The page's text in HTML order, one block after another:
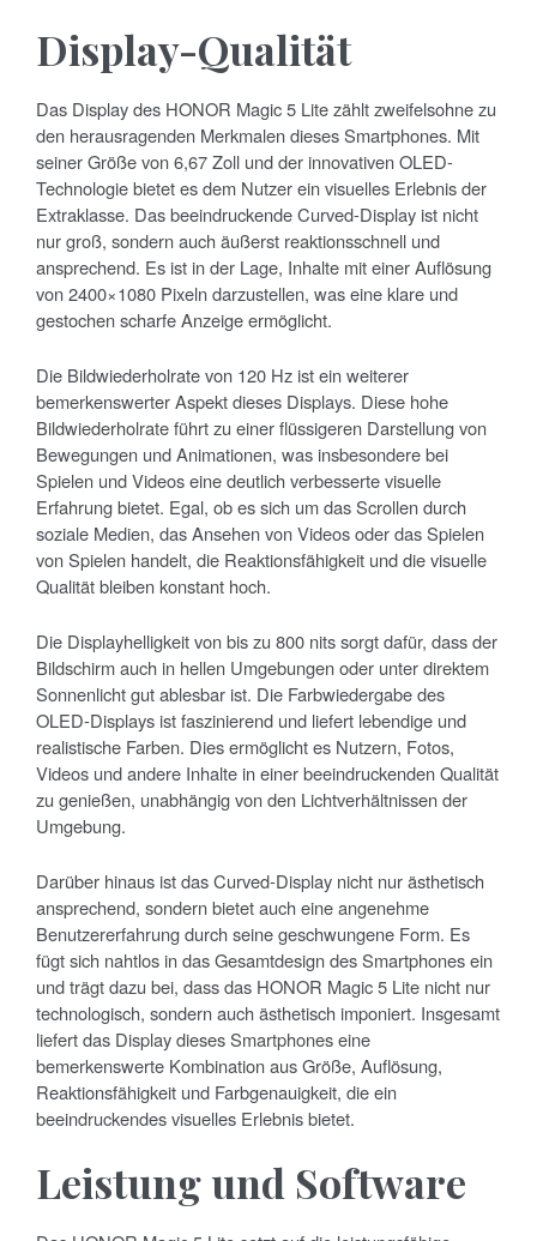
Display-Qualität
Das Display des HONOR Magic 5 Lite zählt zweifelsohne zu
den herausragenden Merkmalen dieses Smartphones. Mit
seiner Größe von 6,67 Zoll und der innovativen OLED-
Technologie bietet es dem Nutzer ein visuelles Erlebnis der
Extraklasse. Das beeindruckende Curved-Display ist nicht
nur groß, sondern auch äußerst reaktionsschnell und
ansprechend. Es ist in der Lage, Inhalte mit einer Auflösung
von 2400×1080 Pixeln darzustellen, was eine klare und
gestochen scharfe Anzeige ermöglicht.
Die Bildwiederholrate von 120 Hz ist ein weiterer
bemerkenswerter Aspekt dieses Displays. Diese hohe
Bildwiederholrate führt zu einer flüssigeren Darstellung von
Bewegungen und Animationen, was insbesondere bei
Spielen und Videos eine deutlich verbesserte visuelle
Erfahrung bietet. Egal, ob es sich um das Scrollen durch
soziale Medien, das Ansehen von Videos oder das Spielen
von Spielen handelt, die Reaktionsfähigkeit und die visuelle
Qualität bleiben konstant hoch.
Die Displayhelligkeit von bis zu 800 nits sorgt dafür, dass der
Bildschirm auch in hellen Umgebungen oder unter direktem
Sonnenlicht gut ablesbar ist. Die Farbwiedergabe des
OLED-Displays ist faszinierend und liefert lebendige und
realistische Farben. Dies ermöglicht es Nutzern, Fotos,
Videos und andere Inhalte in einer beeindruckenden Qualität
zu genießen, unabhängig von den Lichtverhältnissen der
Umgebung.
Darüber hinaus ist das Curved-Display nicht nur ästhetisch
ansprechend, sondern bietet auch eine angenehme
Benutzererfahrung durch seine geschwungene Form. Es
fügt sich nahtlos in das Gesamtdesign des Smartphones ein
und trägt dazu bei, dass das HONOR Magic 5 Lite nicht nur
technologisch, sondern auch ästhetisch imponiert. Insgesamt
liefert das Display dieses Smartphones eine
bemerkenswerte Kombination aus Größe, Auflösung,
Reaktionsfähigkeit und Farbgenauigkeit, die ein
beeindruckendes visuelles Erlebnis bietet.
Leistung und Software